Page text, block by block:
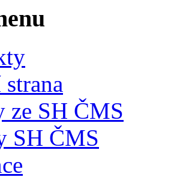
ze SH ČMS
SH ČMS